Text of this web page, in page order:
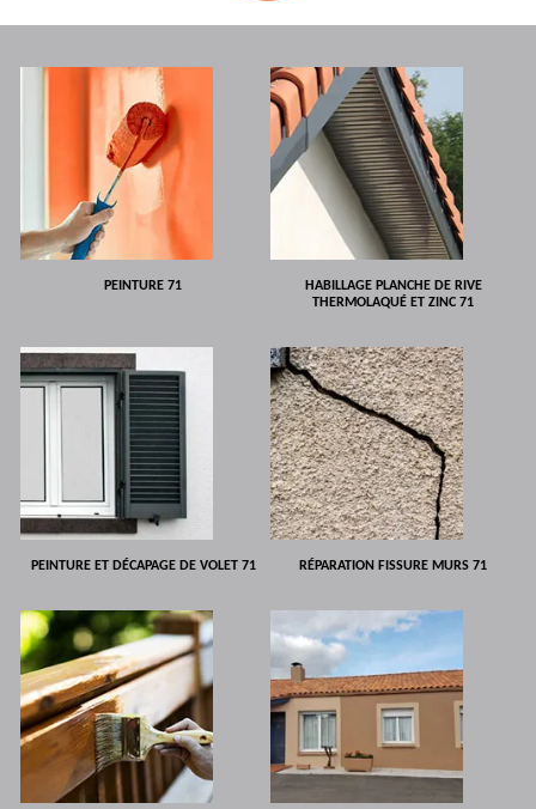
PEINTURE 71
HABILLAGE PLANCHE DE RIVE
THERMOLAQUÉ ET ZINC 71
PEINTURE ET DÉCAPAGE DE VOLET 71 RÉPARATION FISSURE MURS 71